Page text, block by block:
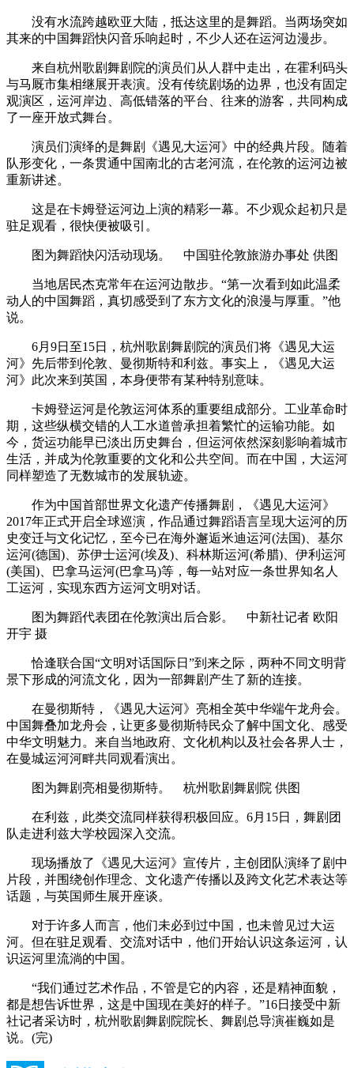
没有水流跨越欧亚大陆，抵达这里的是舞蹈。当两场突如
其来的中国舞蹈快闪音乐响起时，不少人还在运河边漫步。
来自杭州歌剧舞剧院的演员们从人群中走出，在霍利码头
与马厩市集相继展开表演。没有传统剧场的边界，也没有固定
观演区，运河岸边、高低错落的平台、往来的游客，共同构成
了一座开放式舞台。
演员们演绎的是舞剧《遇见大运河》中的经典片段。随着
队形变化，一条贯通中国南北的古老河流，在伦敦的运河边被
重新讲述。
这是在卡姆登运河边上演的精彩一幕。不少观众起初只是
驻足观看，很快便被吸引。
图为舞蹈快闪活动现场。 中国驻伦敦旅游办事处 供图
当地居民杰克常年在运河边散步。“第一次看到如此温柔
动人的中国舞蹈，真切感受到了东方文化的浪漫与厚重。”他
说。
6月9日至15日，杭州歌剧舞剧院的演员们将《遇见大运
河》先后带到伦敦、曼彻斯特和利兹。事实上，《遇见大运
河》此次来到英国，本身便带有某种特别意味。
卡姆登运河是伦敦运河体系的重要组成部分。工业革命时
期，这些纵横交错的人工水道曾承担着繁忙的运输功能。如
今，货运功能早已淡出历史舞台，但运河依然深刻影响着城市
生活，并成为伦敦重要的文化和公共空间。而在中国，大运河
同样塑造了无数城市的发展轨迹。
作为中国首部世界文化遗产传播舞剧，《遇见大运河》
2017年正式开启全球巡演，作品通过舞蹈语言呈现大运河的历
史变迁与文化记忆，至今已在海外邂逅米迪运河(法国)、基尔
运河(德国)、苏伊士运河(埃及)、科林斯运河(希腊)、伊利运河
(美国)、巴拿马运河(巴拿马)等，每一站对应一条世界知名人
工运河，实现东西方运河文明对话。
图为舞蹈代表团在伦敦演出后合影。 中新社记者 欧阳
开宇 摄
恰逢联合国“文明对话国际日”到来之际，两种不同文明背
景下形成的河流文化，因为一部舞剧产生了新的连接。
在曼彻斯特，《遇见大运河》亮相全英中华端午龙舟会。
中国舞叠加龙舟会，让更多曼彻斯特民众了解中国文化、感受
中华文明魅力。来自当地政府、文化机构以及社会各界人士，
在曼城运河河畔共同观看演出。
图为舞剧亮相曼彻斯特。 杭州歌剧舞剧院 供图
在利兹，此类交流同样获得积极回应。6月15日，舞剧团
队走进利兹大学校园深入交流。
现场播放了《遇见大运河》宣传片，主创团队演绎了剧中
片段，并围绕创作理念、文化遗产传播以及跨文化艺术表达等
话题，与英国师生展开座谈。
对于许多人而言，他们未必到过中国，也未曾见过大运
河。但在驻足观看、交流对话中，他们开始认识这条运河，认
识运河里流淌的中国。
“我们通过艺术作品，不管是它的内容，还是精神面貌，
都是想告诉世界，这是中国现在美好的样子。”16日接受中新
社记者采访时，杭州歌剧舞剧院院长、舞剧总导演崔巍如是
说。(完)